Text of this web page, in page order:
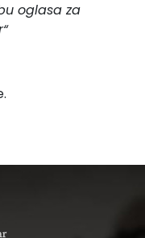
oglasa za